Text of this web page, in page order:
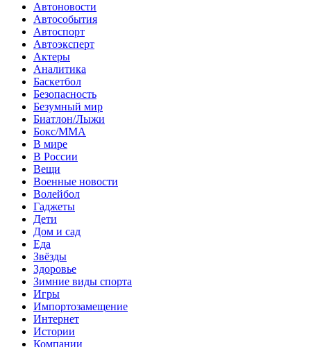
Автоновости
Автособытия
Автоспорт
Автоэксперт
Актеры
Аналитика
Баскетбол
Безопасность
Безумный мир
Биатлон/Лыжи
Бокс/MMA
В мире
В России
Вещи
Военные новости
Волейбол
Гаджеты
Дети
Дом и сад
Еда
Звёзды
Здоровье
Зимние виды спорта
Игры
Импортозамещение
Интернет
Истории
Компании